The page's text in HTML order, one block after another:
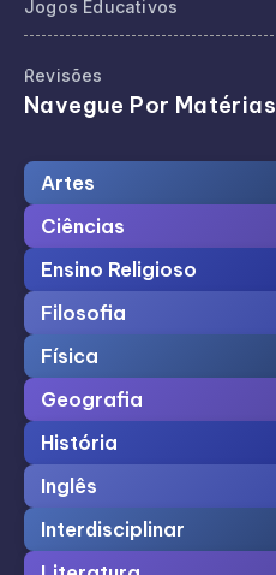
Jogos Educativos
Revisões
Navegue Por Matérias
Artes
Ciências
Ensino Religioso
Filosofia
Física
Geografia
História
Inglês
Interdisciplinar